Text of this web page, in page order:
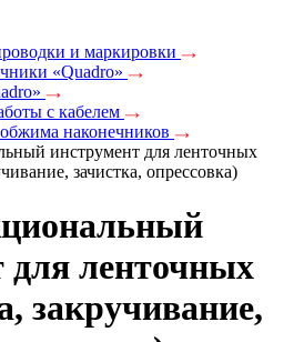
и маркировки
«Quadro»
с кабелем
наконечников
инструмент для ленточных
зачистка, опрессовка)
для ленточных
закручивание,